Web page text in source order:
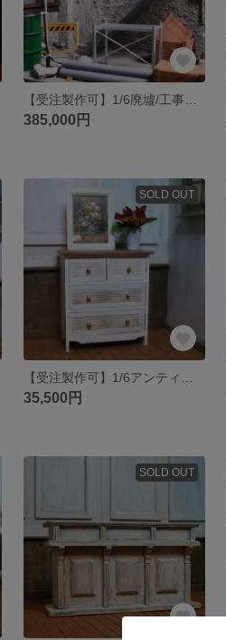
【受注製作可】1/6廃墟/工事現場ドールハウス
385,000円
SOLD OUT
35,500円
SOLD OUT